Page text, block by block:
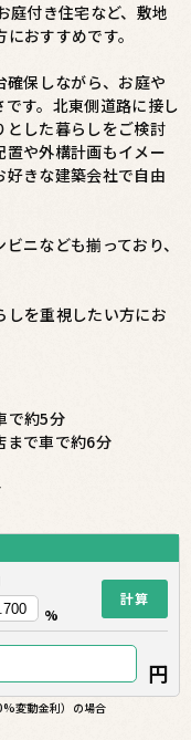
庭付き住宅など、敷地
おすすめです。
確保しながら、お庭や
す。北東側道路に接し
とした暮らしをご検討
置や外構計画もイメー
好きな建築会社で自由
ニなども揃っており、
しを重視したい方にお
で約5分
まで車で約6分
%
計算
円
変動金利）の場合